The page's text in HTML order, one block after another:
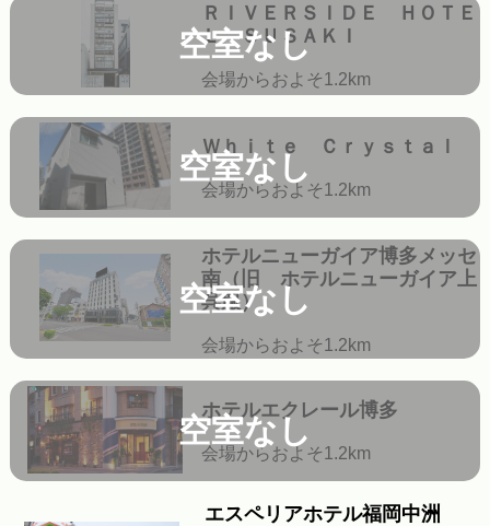
空室なし
ＲＩＶＥＲＳＩＤＥ ＨＯＴＥ
Ｌ ＳＵＳＡＫＩ
会場からおよそ1.2km
空室なし
Ｗｈｉｔｅ Ｃｒｙｓｔａｌ
会場からおよそ1.2km
空室なし
ホテルニューガイア博多メッセ
南（旧 ホテルニューガイア上
呉服）
会場からおよそ1.2km
空室なし
ホテルエクレール博多
会場からおよそ1.2km
エスペリアホテル福岡中洲